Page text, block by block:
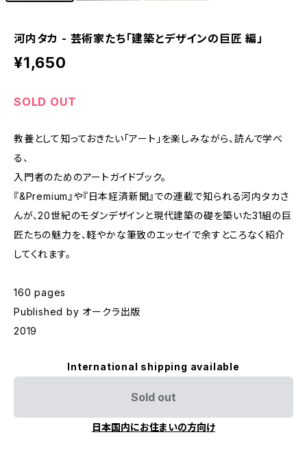
河内タカ - 芸術家たち「建築とデザインの巨匠 編」
¥1,650
SOLD OUT
教養として知っておきたい「アート」を楽しみながら、読んで学べ
る、
入門者のためのアートガイドブック。
『&Premium』や『日本経済新聞』での連載で知られる河内タカさ
んが、20世紀のモダンデザインと現代建築の礎を築いた31組の巨
匠たちの魅力を、軽やかな筆致のエッセイで余すところなく紹介
してくれます。
160 pages
Published by オークラ出版
2019
International shipping available
Sold out
日本国内にお住まいの方向け